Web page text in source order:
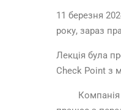
11 березня
року, зараз
Лекція була
Check Point з
Компанія